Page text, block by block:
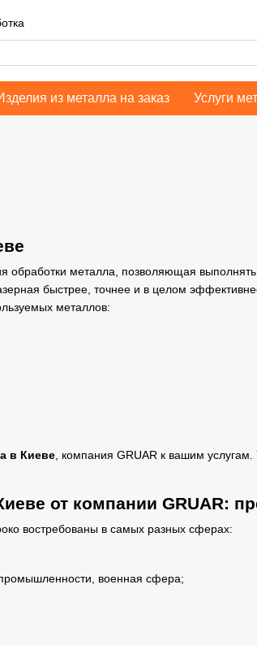
из металла на заказ Услуги
обработки металла, позволяющая
быстрее, точнее и в целом
металлов:
в Киеве, компания GRUAR к вашим
от компании GRUAR:
востребованы в самых разных сферах:
военная сфера;